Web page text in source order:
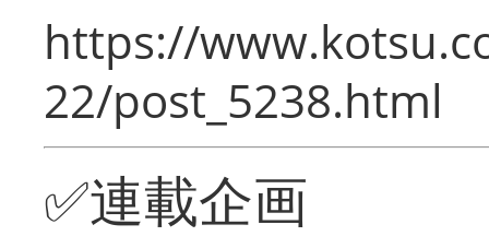
https://
22/post_5238.html
✅連載企画